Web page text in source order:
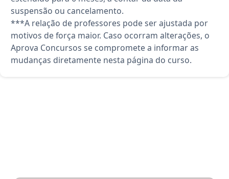
suspensão ou cancelamento.
***A relação de professores pode ser ajustada por
motivos de força maior. Caso ocorram alterações, o
Aprova Concursos se compromete a informar as
mudanças diretamente nesta página do curso.